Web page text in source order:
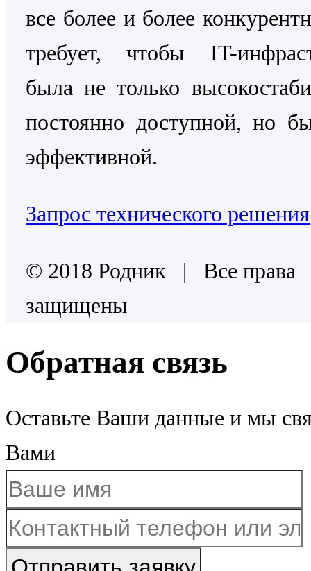
все более и более
требует, чтобы IT-
была не только
постоянно доступной, но
эффективной.
Запрос технического решения
© 2018 Родник | Все права
защищены
Обратная связь
Оставьте Ваши данные и мы
Вами